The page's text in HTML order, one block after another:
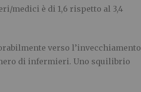
medici è di 1,6 rispetto al 3,4
verso l’invecchiamento
di infermieri. Uno squilibrio